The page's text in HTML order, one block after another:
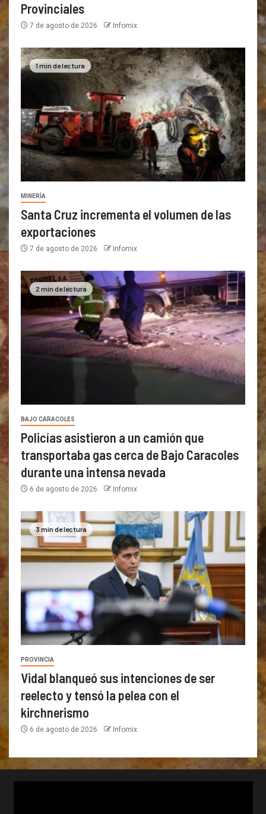
Provinciales
7 de agosto de 2026 Infomix
1 min de lectura
MINERÍA
Santa Cruz incrementa el volumen de las
exportaciones
7 de agosto de 2026 Infomix
2 min de lectura
BAJO CARACOLES
Policías asistieron a un camión que
transportaba gas cerca de Bajo Caracoles
durante una intensa nevada
6 de agosto de 2026 Infomix
3 min de lectura
PROVINCIA
Vidal blanqueó sus intenciones de ser
reelecto y tensó la pelea con el
kirchnerismo
6 de agosto de 2026 Infomix